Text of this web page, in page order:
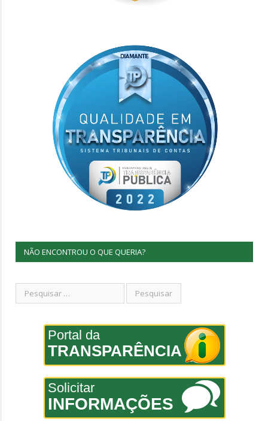
NÃO ENCONTROU O QUE QUERIA?
Portal da
TRANSPARÊNCIA
Solicitar
INFORMAÇÕES